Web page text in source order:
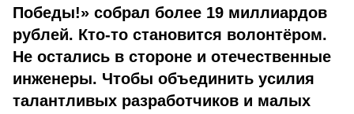
Победы!» собрал более 19 миллиардов
рублей. Кто-то становится волонтёром.
Не остались в стороне и отечественные
инженеры. Чтобы объединить усилия
талантливых разработчиков и малых